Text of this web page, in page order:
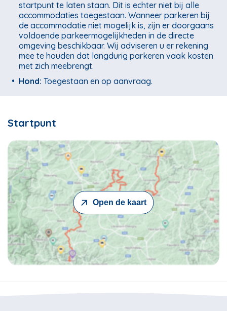
startpunt te laten staan. Dit is echter niet bij alle
accommodaties toegestaan. Wanneer parkeren bij
de accommodatie niet mogelijk is, zijn er doorgaans
voldoende parkeermogelijkheden in de directe
omgeving beschikbaar. Wij adviseren u er rekening
mee te houden dat langdurig parkeren vaak kosten
met zich meebrengt.
• Hond: Toegestaan en op aanvraag.
Startpunt
Open de kaart